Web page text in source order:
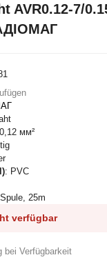
AVR0.12-7/
мм²
: PVC
25m
verfügbar
bei Verfügbarkeit